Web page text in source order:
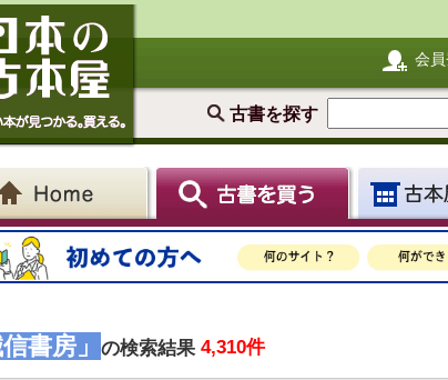
会
古書を探す
信書房」 の検索結果 4,310件